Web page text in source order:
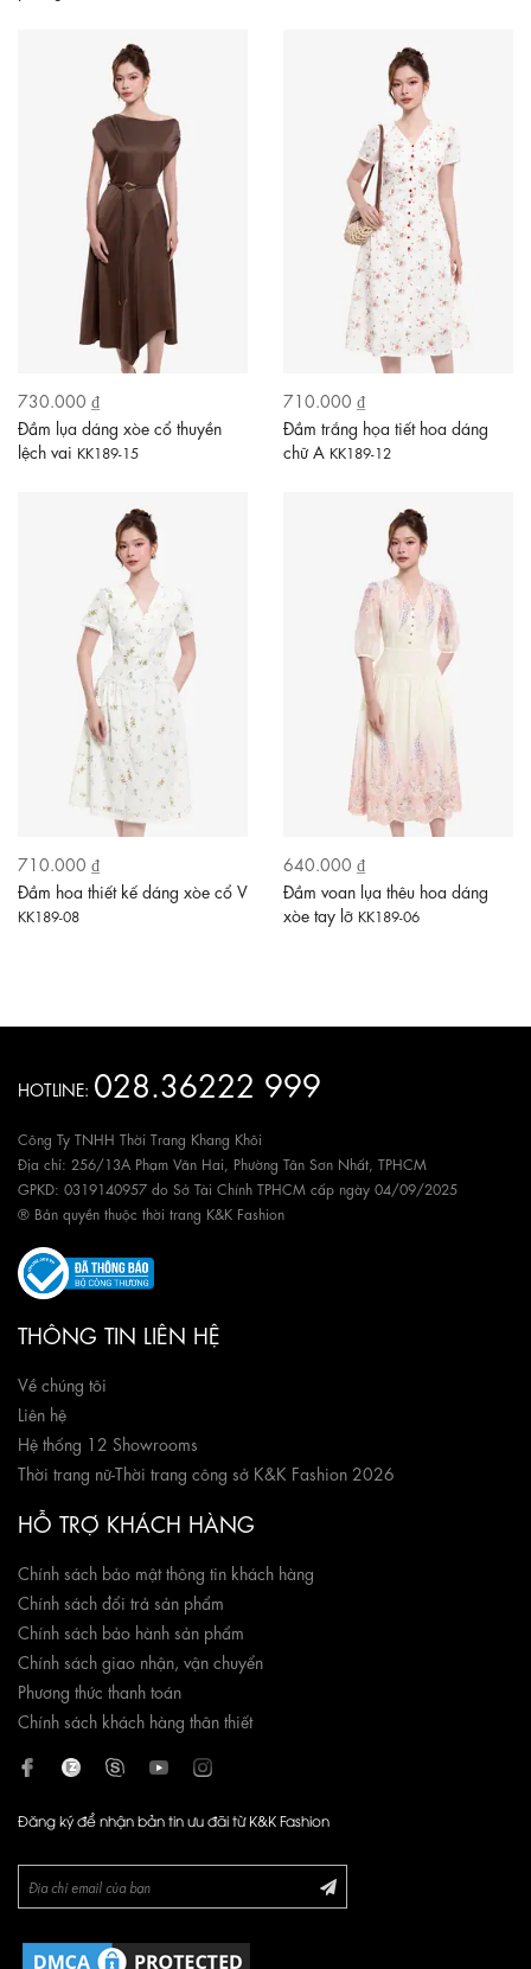
730.000 ₫
Đầm lụa dáng xòe cổ thuyền
lệch vai KK189-15
710.000 ₫
Đầm trắng họa tiết hoa dáng
chữ A KK189-12
710.000 ₫
Đầm hoa thiết kế dáng xòe cổ V
KK189-08
640.000 ₫
Đầm voan lụa thêu hoa dáng
xòe tay lỡ KK189-06
HOTLINE: 028.36222 999
Công Ty TNHH Thời Trang Khang Khôi
Địa chỉ: 256/13A Phạm Văn Hai, Phường Tân Sơn Nhất, TPHCM
GPKD: 0319140957 do Sở Tài Chính TPHCM cấp ngày 04/09/2025
® Bản quyền thuộc thời trang K&K Fashion
THÔNG TIN LIÊN HỆ
Về chúng tôi
Liên hệ
Hệ thống 12 Showrooms
Thời trang nữ-Thời trang công sở K&K Fashion 2026
HỖ TRỢ KHÁCH HÀNG
Chính sách bảo mật thông tin khách hàng
Chính sách đổi trả sản phẩm
Chính sách bảo hành sản phẩm
Chính sách giao nhận, vận chuyển
Phương thức thanh toán
Chính sách khách hàng thân thiết
Đăng ký để nhận bản tin ưu đãi từ K&K Fashion